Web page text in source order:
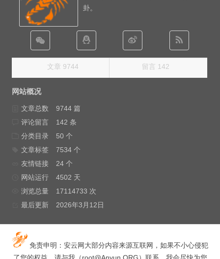
卦。
文章 9744 留言 142
网站概况
文章总数
9744 篇
评论留言
142 条
分类目录
50 个
文章标签
7534 个
友情链接
24 个
网站运行
4502 天
浏览总量
17114733 次
最后更新
2026年3月12日
免责申明：安云网大部分内容来源互联网，如果不小心侵犯